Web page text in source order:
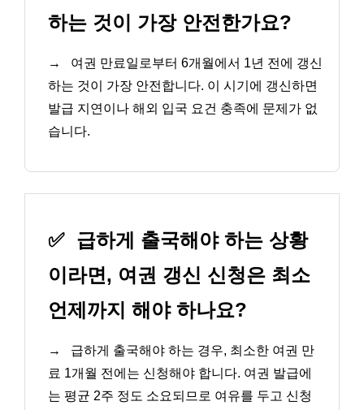
하는 것이 가장 안전한가요?
→
여권 만료일로부터 6개월에서 1년 전에 갱신
하는 것이 가장 안전합니다. 이 시기에 갱신하면
발급 지연이나 해외 입국 요건 충족에 문제가 없
습니다.
✅ 급하게 출국해야 하는 상황
이라면, 여권 갱신 신청은 최소
언제까지 해야 하나요?
→
급하게 출국해야 하는 경우, 최소한 여권 만
료 1개월 전에는 신청해야 합니다. 여권 발급에
는 평균 2주 정도 소요되므로 여유를 두고 신청